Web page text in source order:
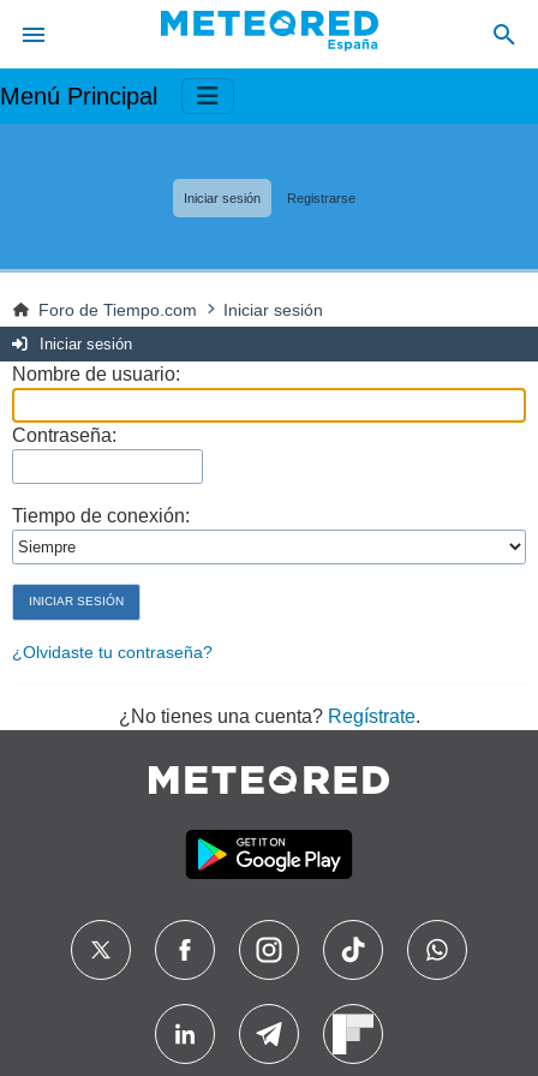
Menú Principal
Iniciar sesión Registrarse
Foro de Tiempo.com Iniciar sesión
Iniciar sesión
Nombre de usuario:
Contraseña:
Tiempo de conexión:
¿Olvidaste tu contraseña?
¿No tienes una cuenta? Regístrate.